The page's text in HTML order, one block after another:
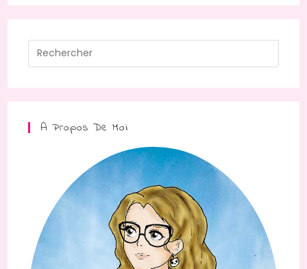
A Propos De Moi